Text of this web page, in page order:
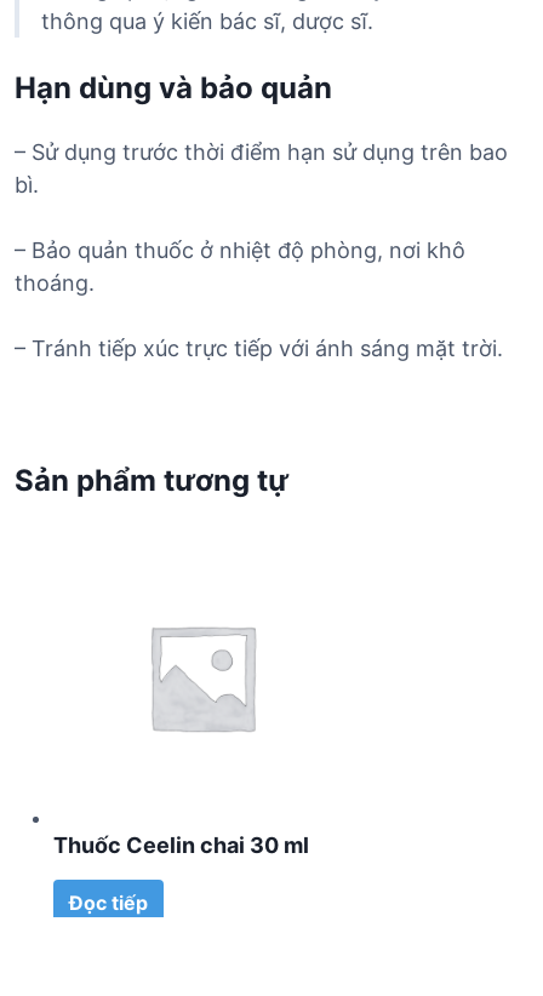
thông qua ý kiến bác sĩ, dược sĩ.
Hạn dùng và bảo quản
– Sử dụng trước thời điểm hạn sử dụng trên bao
bì.
– Bảo quản thuốc ở nhiệt độ phòng, nơi khô
thoáng.
– Tránh tiếp xúc trực tiếp với ánh sáng mặt trời.
Sản phẩm tương tự
Thuốc Ceelin chai 30 ml
Đọc tiếp